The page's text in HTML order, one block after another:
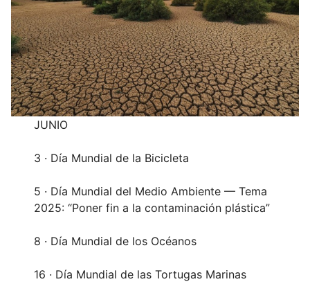
JUNIO
3 · Día Mundial de la Bicicleta
5 · Día Mundial del Medio Ambiente — Tema
2025: “Poner fin a la contaminación plástica”
8 · Día Mundial de los Océanos
16 · Día Mundial de las Tortugas Marinas